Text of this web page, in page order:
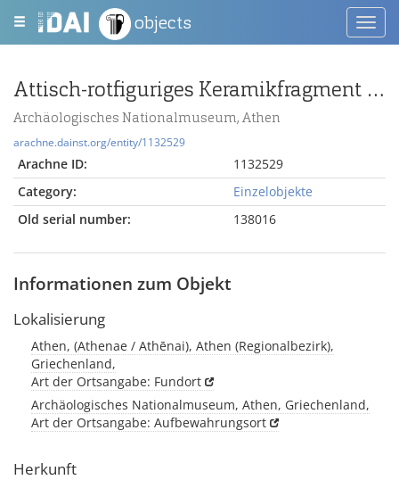
objects
Attisch-rotfiguriges Keramikfragment mit Mäander
Archäologisches Nationalmuseum, Athen
arachne.dainst.org/entity/1132529
Arachne ID:
1132529
Category:
Einzelobjekte
Old serial number:
138016
Informationen zum Objekt
Lokalisierung
Athen, (Athenae / Athēnai), Athen (Regionalbezirk),
Griechenland,
Art der Ortsangabe: Fundort
Archäologisches Nationalmuseum, Athen, Griechenland,
Art der Ortsangabe: Aufbewahrungsort
Herkunft